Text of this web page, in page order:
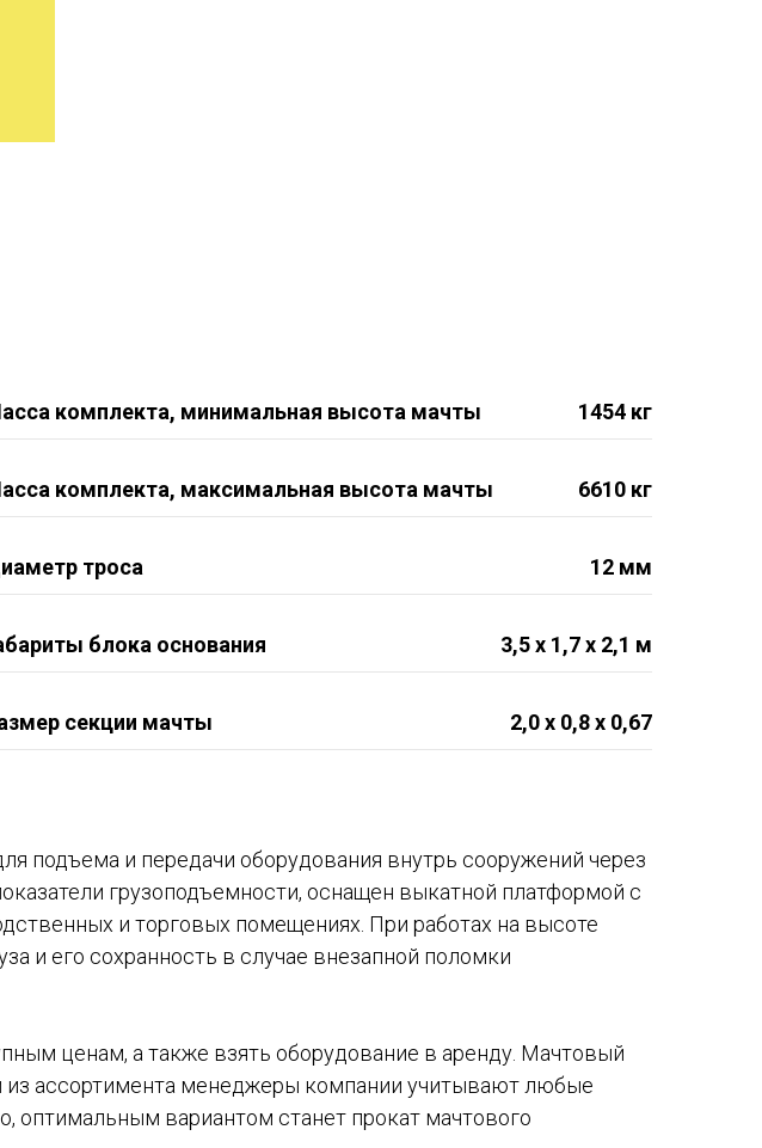
комплекта, минимальная высота мачты 1454 кг
комплекта, максимальная высота мачты 6610 кг
троса 12 мм
блока основания 3,5 x 1,7 x 2,1 м
секции мачты 2,0 x 0,8 x 0,67
подъема и передачи оборудования внутрь сооружений через
грузоподъемности, оснащен выкатной платформой с
и торговых помещениях. При работах на высоте
и его сохранность в случае внезапной поломки
ценам, а также взять оборудование в аренду. Мачтовый
ассортимента менеджеры компании учитывают любые
оптимальным вариантом станет прокат мачтового